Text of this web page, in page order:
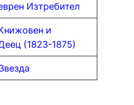
Изтребител
и
(1823-1875)